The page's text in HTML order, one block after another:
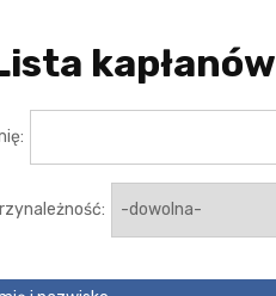
kapłanów